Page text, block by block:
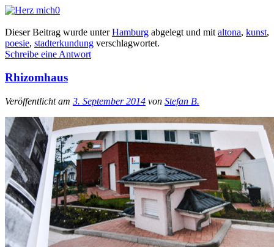
0
Dieser Beitrag wurde unterHamburg abgelegt und mit altona, kunst,
poesie, stadterkundung verschlagwortet.
Schreibe eine Antwort
Rhizomhaus
Veröffentlicht am 3. September 2014 von Stefan B.